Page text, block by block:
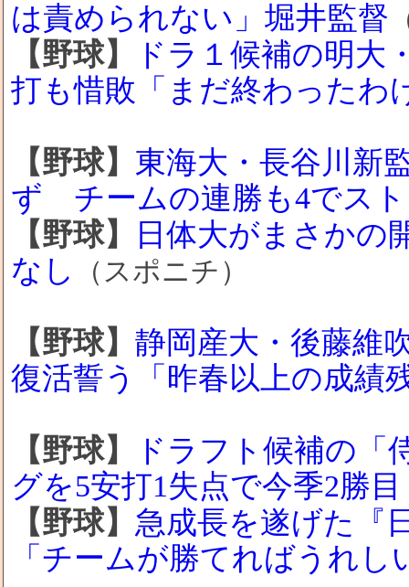
は責められない」堀井監督
【野球】
ドラ１候補の明大
打も惜敗「まだ終わったわ
【野球】 東海大・長谷川新
ず チームの連勝も4でス
【野球】
日体大がまさかの
なし
（スポニチ）
【野球】 静岡産大・後藤維
復活誓う「昨春以上の成績
【野球】
ドラフト候補の「
グを5安打1失点で今季2勝
【野球】 急成長を遂げた『
「チームが勝てればうれ